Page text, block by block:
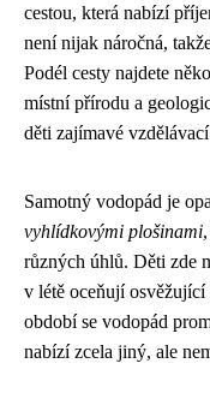
cestou, která nabízí
není nijak náročná,
Podél cesty najdete
místní přírodu a
děti zajímavé
Samotný vodopád je
vyhlídkovými plošinami
různých úhlů. Děti zde
v létě oceňují
období se vodopád
nabízí zcela jiný, ale